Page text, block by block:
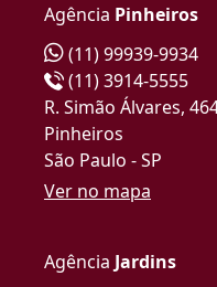
Agência Pinheiros
(11) 99939-9934
(11) 3914-5555
R. Simão Álvares,
Pinheiros
São Paulo - SP
Ver no mapa
Agência Jardins